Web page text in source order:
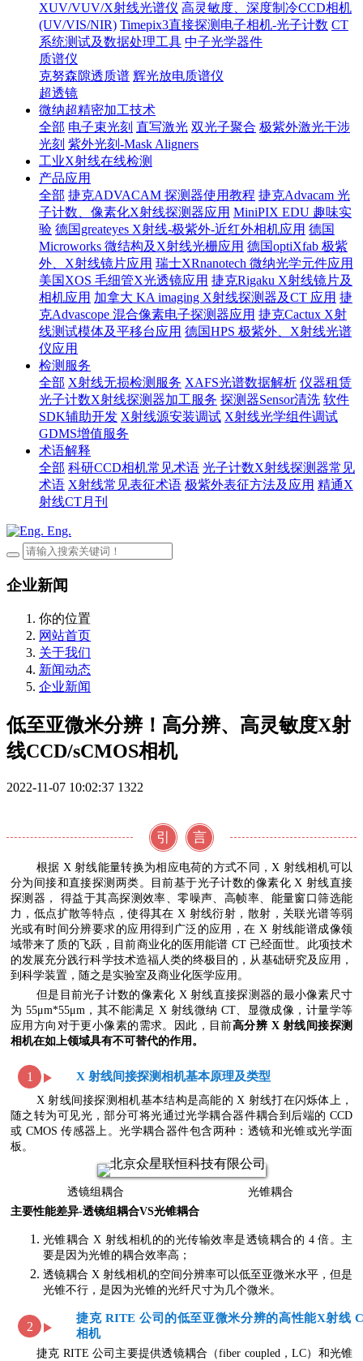
XUV/VUV/X射线光谱仪 高灵敏度、深度制冷CCD相机
(UV/VIS/NIR) Timepix3直接探测电子相机-光子计数 CT
系统测试及数据处理工具 中子光学器件
质谱仪
克努森隙透质谱 辉光放电质谱仪
超透镜
微纳超精密加工技术
全部 电子束光刻 直写激光 双光子聚合 极紫外激光干涉
光刻 紫外光刻-Mask Aligners
工业X射线在线检测
产品应用
全部 捷克ADVACAM 探测器使用教程 捷克Advacam 光
子计数、像素化X射线探测器应用 MiniPIX EDU 趣味实
验 德国greateyes X射线-极紫外-近红外相机应用 德国
Microworks 微结构及X射线光栅应用 德国optiXfab 极紫
外、X射线镜片应用 瑞士XRnanotech 微纳光学元件应用
美国XOS 毛细管X光透镜应用 捷克Rigaku X射线镜片及
相机应用 加拿大 KA imaging X射线探测器及CT 应用 捷
克Advascope 混合像素电子探测器应用 捷克Cactux X射
线测试模体及平移台应用 德国HPS 极紫外、X射线光谱
仪应用
检测服务
全部 X射线无损检测服务 XAFS光谱数据解析 仪器租赁
光子计数X射线探测器加工服务 探测器Sensor清洗 软件
SDK辅助开发 X射线源安装调试 X射线光学组件调试
GDMS增值服务
术语解释
全部 科研CCD相机常见术语 光子计数X射线探测器常见
术语 X射线常见表征术语 极紫外表征方法及应用 精通X
射线CT月刊
Eng.
企业新闻
你的位置
网站首页
关于我们
新闻动态
企业新闻
低至亚微米分辨！高分辨、高灵敏度X射
线CCD/sCMOS相机
2022-11-07 10:02:37 1322
引 言
根据 X 射线能量转换为相应电荷的方式不同，X 射线相机可以
分为间接和直接探测两类。目前基于光子计数的像素化 X 射线直接
探测器， 得益于其高探测效率、零噪声、高帧率、能量窗口筛选能
力，低点扩散等特点，使得其在 X 射线衍射，散射，关联光谱等弱
光或有时间分辨要求的应用得到广泛的应用，在 X 射线能谱成像领
域带来了质的飞跃，目前商业化的医用能谱 CT 已经面世。此项技术
的发展充分践行科学技术造福人类的终极目的，从基础研究及应用，
到科学装置，随之是实验室及商业化医学应用。
但是目前光子计数的像素化 X 射线直接探测器的最小像素尺寸
为 55μm*55μm，其不能满足 X 射线微纳 CT、显微成像，计量学等
应用方向对于更小像素的需求。因此，目前高分辨 X 射线间接探测
相机在如上领域具有不可替代的作用。
1 X 射线间接探测相机基本原理及类型
X 射线间接探测相机基本结构是高能的 X 射线打在闪烁体上，
随之转为可见光，部分可将光通过光学耦合器件耦合到后端的 CCD
或 CMOS 传感器上。光学耦合器件包含两种：透镜和光锥或光学面
板。
透镜组耦合
光锥耦合
主要性能差异-透镜组耦合VS光锥耦合
光锥耦合 X 射线相机的的光传输效率是透镜耦合的 4 倍。主
要是因为光锥的耦合效率高；
透镜耦合 X 射线相机的空间分辨率可以低至亚微米水平，但是
光锥不行，是因为光锥的光纤尺寸为几个微米。
2
捷克 RITE 公司的低至亚微米分辨的高性能X射线
相机
捷克 RITE 公司主要提供透镜耦合（fiber coupled，LC）和光锥